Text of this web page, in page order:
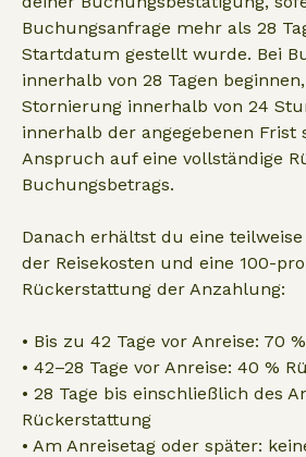
Buchungsanfrage mehr als 28
Startdatum gestellt wurde. Bei
innerhalb von 28 Tagen
Stornierung innerhalb von 24
innerhalb der angegebenen Frist
Anspruch auf eine vollständige
Buchungsbetrags.
Danach erhältst du eine
der Reisekosten und eine 100-
Rückerstattung der Anzahlung:
• Bis zu 42 Tage vor Anreise: 70
• 42–28 Tage vor Anreise: 40 %
• 28 Tage bis einschließlich des
Rückerstattung
• Am Anreisetag oder später: